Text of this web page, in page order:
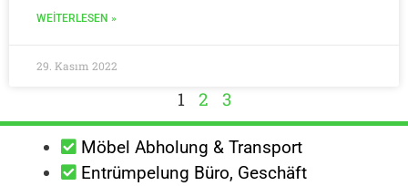
WEITERLESEN »
29. Kasım 2022
1 2 3
Möbel Abholung & Transport
Entrümpelung Büro, Geschäft